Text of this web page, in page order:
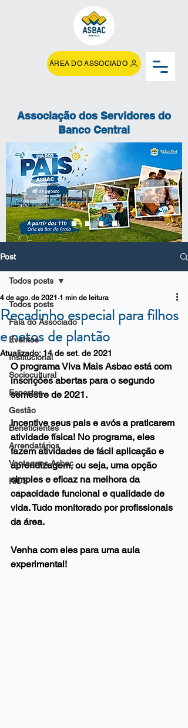
ÁREA DO ASSOCIADO
Associação dos Servidores do
Banco Central
Post
Todos posts
Fala do Associado
Eventos
Institucional
Sociocultural
Esportes
Gestão
Beneficientes
Arrendatários
Vantagens Asbac
KIDS
Todos posts
Recadinho especial para filhos
e netos de plantão
4 de ago. de 2021 1 min de leitura
Atualizado: 14 de set. de 2021
O programa Viva Mais Asbac está com
inscrições abertas para o segundo
semestre de 2021.
Incentive seus pais e avós a praticarem
atividade física! No programa, eles
fazem atividades de fácil aplicação e
aprendizagem, ou seja, uma opção
simples e eficaz na melhora da
capacidade funcional e qualidade de
vida. Tudo monitorado por profissionais
da área.
Venha com eles para uma aula
experimental!